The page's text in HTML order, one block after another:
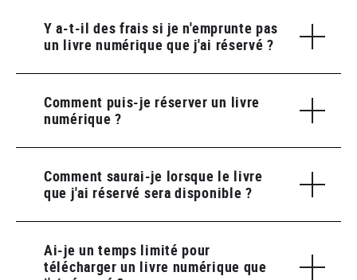
Y a-t-il des frais si je n'emprunte pas
un livre numérique que j'ai réservé ?
Comment puis-je réserver un livre
numérique ?
Comment saurai-je lorsque le livre
que j'ai réservé sera disponible ?
Ai-je un temps limité pour
télécharger un livre numérique que